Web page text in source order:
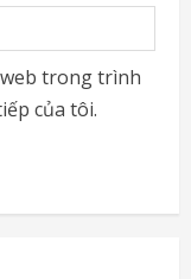
trong trình
của tôi.